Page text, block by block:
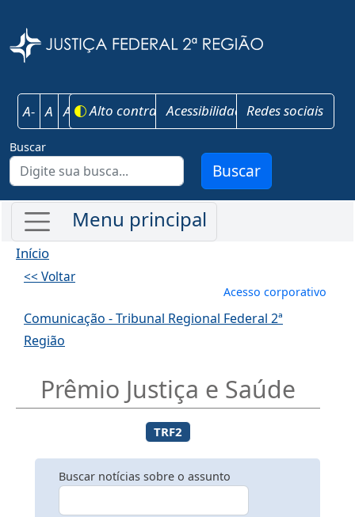
A- A A+ Alto contrasteAcessibilidadeRedes sociais
Buscar
Buscar
Início
<< Voltar
Menu de
Acesso corporativo
Comunicação - Tribunal Regional Federal 2ª
Região
Prêmio Justiça e Saúde
TRF2
Buscar notícias sobre o assunto